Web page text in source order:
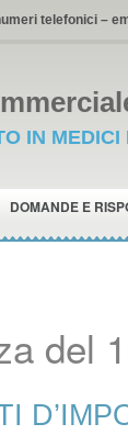
telefonici –
IN MEDICI
DOMANDE E
del